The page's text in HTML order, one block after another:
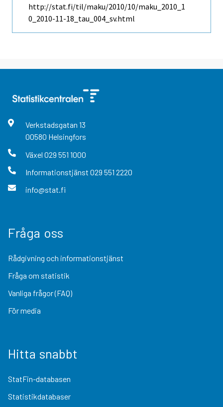
http://stat.fi/til/maku/2010/10/maku_2010_1
0_2010-11-18_tau_004_sv.html
Verkstadsgatan 13
00580 Helsingfors
Växel 029 551 1000
Informationstjänst 029 551 2220
info@stat.fi
Fråga oss
Rådgivning och informationstjänst
Fråga om statistik
Vanliga frågor (FAQ)
För media
Hitta snabbt
StatFin-databasen
Statistikdatabaser